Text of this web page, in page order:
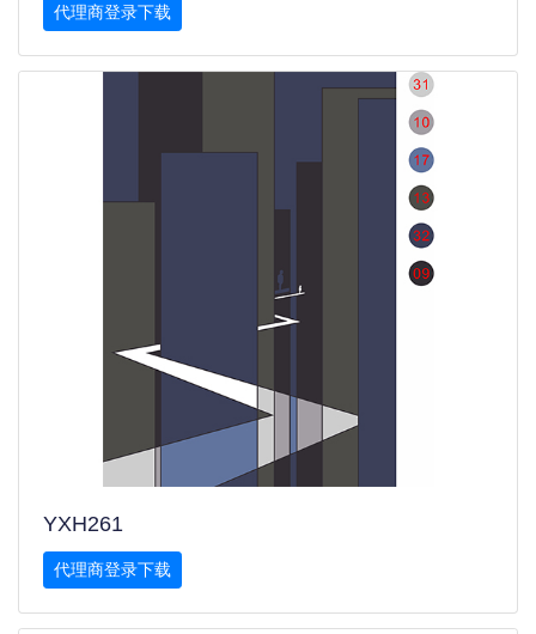
代理商登录下载
YXH261
代理商登录下载